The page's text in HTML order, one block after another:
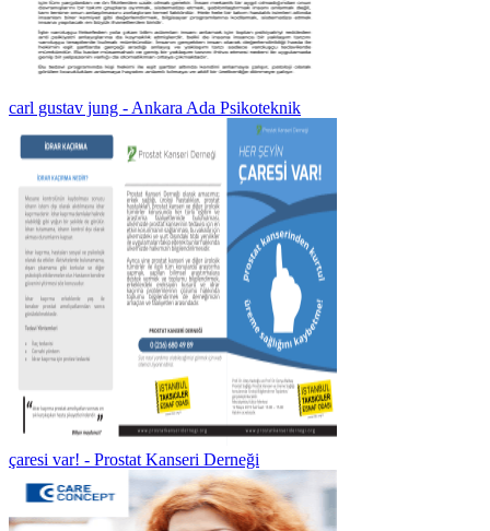
carl gustav jung - Ankara Ada Psikoteknik
çaresi var! - Prostat Kanseri Derneği